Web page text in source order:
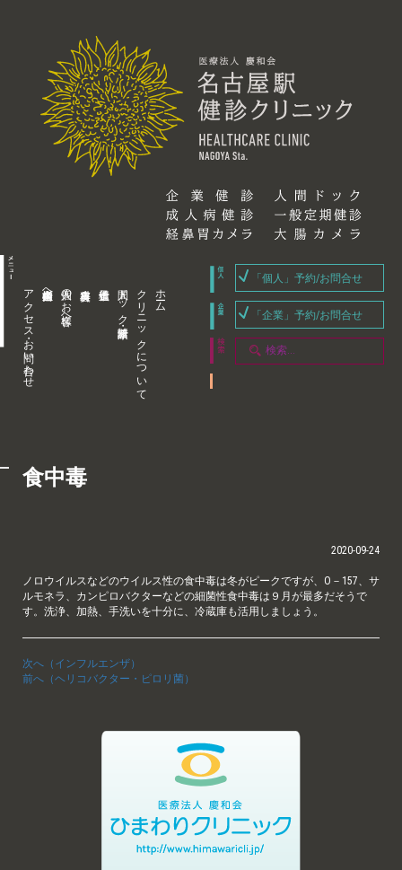
アクセス・お問い合わせ 企業内担当者様へ 個人のお客様へ 人間ドック・健康診断 クリニックについて ホーム
「個人」予約/お問合せ
「企業」予約/お問合せ
食中毒
2020-09-24
ノロウイルスなどのウイルス性の食中毒は冬がピークですが、O－157、サ
ルモネラ、カンピロバクターなどの細菌性食中毒は９月が最多だそうで
す。洗浄、加熱、手洗いを十分に、冷蔵庫も活用しましょう。
次へ（インフルエンザ）
前へ（ヘリコバクター・ピロリ菌）